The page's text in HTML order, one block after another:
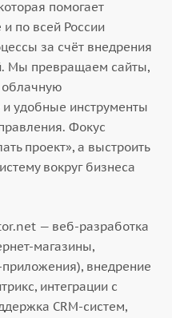
помогает
и по всей России
за счёт внедрения
Мы превращаем сайты,
облачную
и удобные инструменты
Фокус
проект», а выстроить
вокруг бизнеса
— веб-разработка
магазины,
внедрение
интеграции с
CRM-систем,